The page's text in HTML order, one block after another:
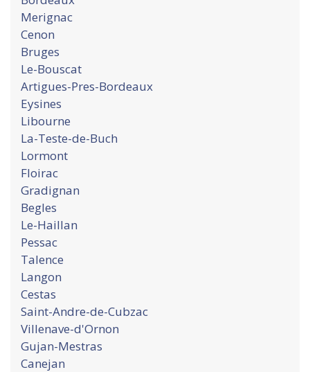
Merignac
Cenon
Bruges
Le-Bouscat
Artigues-Pres-Bordeaux
Eysines
Libourne
La-Teste-de-Buch
Lormont
Floirac
Gradignan
Begles
Le-Haillan
Pessac
Talence
Langon
Cestas
Saint-Andre-de-Cubzac
Villenave-d'Ornon
Gujan-Mestras
Canejan